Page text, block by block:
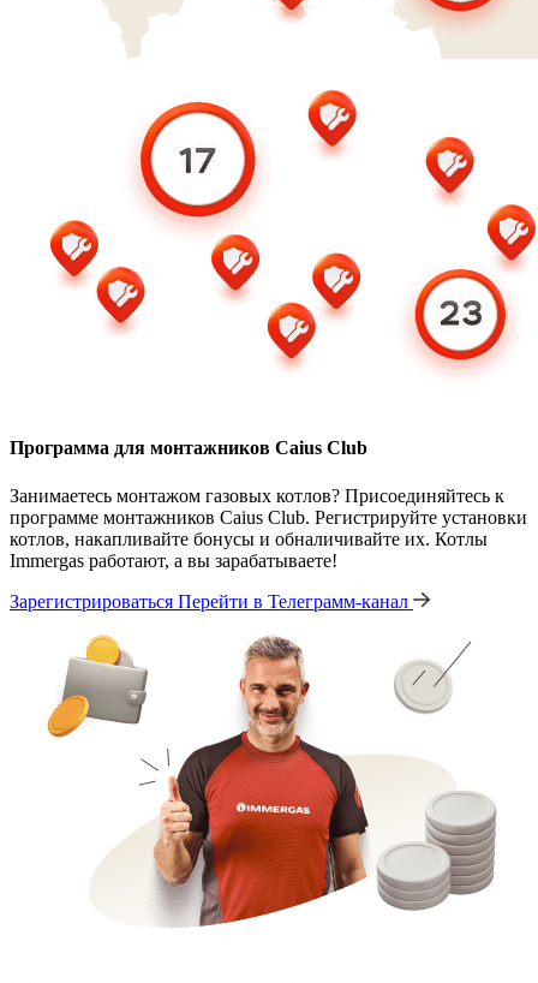
Программа для монтажников Caius Club
Занимаетесь монтажом газовых котлов? Присоединяйтесь к
программе монтажников Caius Club. Регистрируйте установки
котлов, накапливайте бонусы и обналичивайте их. Котлы
Immergas работают, а вы зарабатываете!
Зарегистрироваться Перейти в Телеграмм-канал